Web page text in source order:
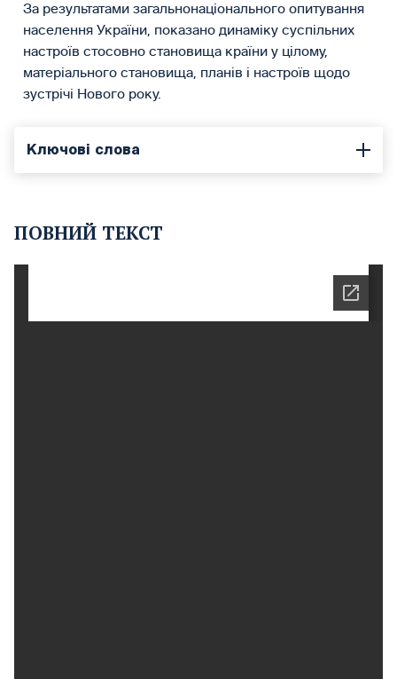
За результатами загальнонаціонального опитування
населення України, показано динаміку суспільних
настроїв стосовно становища країни у цілому,
матеріального становища, планів і настроїв щодо
зустрічі Нового року.
Ключові слова
ПОВНИЙ ТЕКСТ